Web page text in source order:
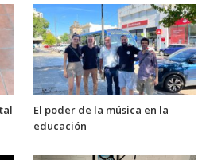
El poder de la música en la
educación